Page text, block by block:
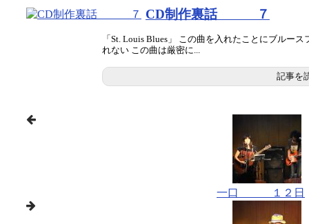
CD制作裏話 ７
「St. Louis Blues」 この曲を入れたことにブルー
れない この曲は厳密に...
記事を
一口 １２日